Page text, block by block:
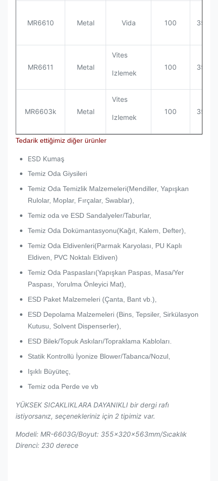
MR6610 Metal Vida 100
MR6611 Metal
Vites
Izlemek
100
MR6603k Metal
Vites
Izlemek
100
Tedarik ettiğimiz diğer ürünler
ESD Kumaş
Temiz Oda Giysileri
Temiz Oda Temizlik Malzemeleri(Mendiller, Yapışkan
Rulolar, Moplar, Fırçalar, Swablar),
Temiz oda ve ESD Sandalyeler/Taburlar,
Temiz Oda Dokümantasyonu(Kağıt, Kalem, Defter),
Temiz Oda Eldivenleri(Parmak Karyolası, PU Kaplı
Eldiven, PVC Noktalı Eldiven)
Temiz Oda Paspasları(Yapışkan Paspas, Masa/Yer
Paspası, Yorulma Önleyici Mat),
ESD Paket Malzemeleri (Çanta, Bant vb.),
ESD Depolama Malzemeleri (Bins, Tepsiler, Sirkülasyon
Kutusu, Solvent Dispenserler),
ESD Bilek/Topuk Askıları/Topraklama Kabloları.
Statik Kontrollü İyonize Blower/Tabanca/Nozul,
Işıklı Büyüteç,
Temiz oda Perde ve vb
YÜKSEK SICAKLIKLARA DAYANIKLI bir dergi rafı
istiyorsanız, seçenekleriniz için 2 tipimiz var.
Modeli: MR-6603G/Boyut: 355x320x563mm/Sıcaklık
Direnci: 230 derece